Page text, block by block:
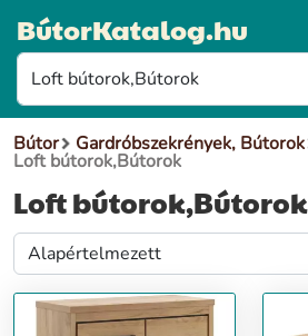
BútorKatalog.hu
Bútor Gardróbszekrények, Bútorok
Loft bútorok,Bútorok
Loft bútorok,Bútorok